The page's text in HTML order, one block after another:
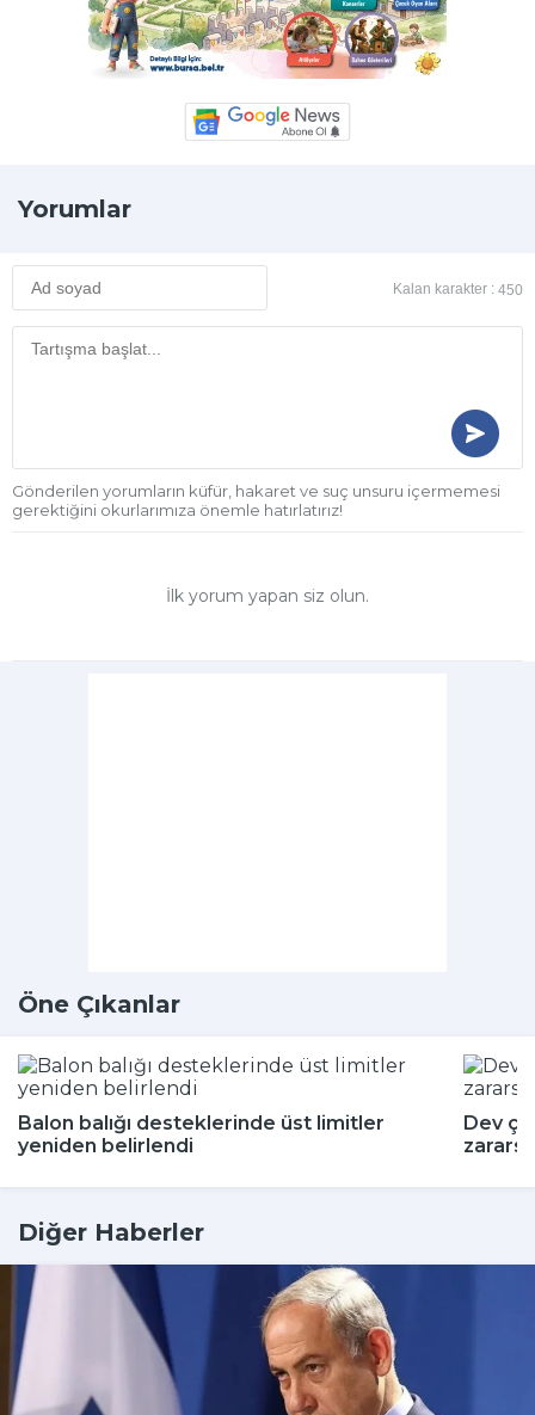
Yorumlar
Kalan karakter : 450
Gönderilen yorumların küfür, hakaret ve suç unsuru içermemesi
gerektiğini okurlarımıza önemle hatırlatırız!
İlk yorum yapan siz olun.
Öne Çıkanlar
Balon balığı desteklerinde üst limitler
yeniden belirlendi
Dev
Diğer Haberler